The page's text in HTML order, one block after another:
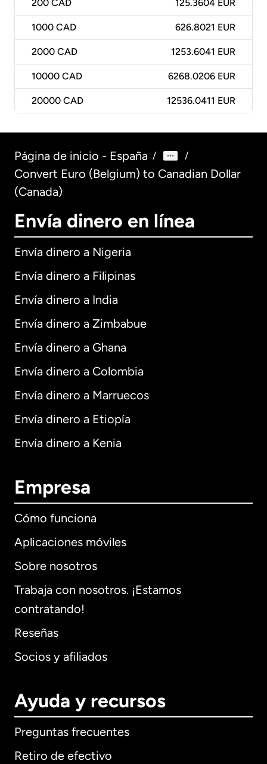
200 CAD 125.3604 EUR
1000 CAD 626.8021 EUR
2000 CAD 1253.6041 EUR
10000 CAD 6268.0206 EUR
20000 CAD 12536.0411 EUR
Página de inicio - España / /
Convert Euro (Belgium) to Canadian Dollar
(Canada)
Envía dinero en línea
Envía dinero a Nigeria
Envía dinero a Filipinas
Envía dinero a India
Envía dinero a Zimbabue
Envía dinero a Ghana
Envía dinero a Colombia
Envía dinero a Marruecos
Envía dinero a Etiopía
Envía dinero a Kenia
Empresa
Cómo funciona
Aplicaciones móviles
Sobre nosotros
Trabaja con nosotros. ¡Estamos
contratando!
Reseñas
Socios y afiliados
Ayuda y recursos
Preguntas frecuentes
Retiro de efectivo